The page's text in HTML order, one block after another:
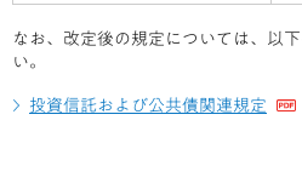
なお、改定後の規定については、以
い。
投資信託および公共債関連規定